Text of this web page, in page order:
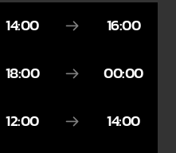
14:00 16:00
18:00 00:00
12:00 14:00